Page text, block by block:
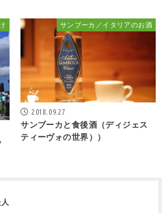
サンブーカ／イタリアのお酒
2018.09.27
サンブーカと食後酒（ディジェス
ティーヴォの世界））